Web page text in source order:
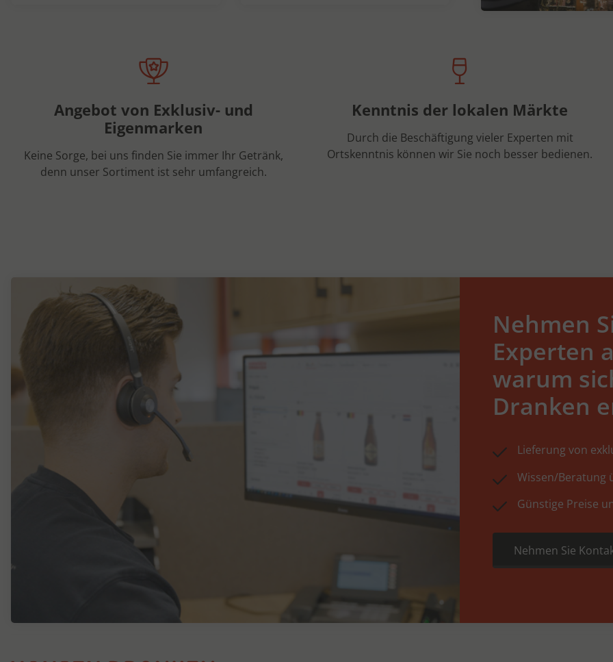
Angebot von Exklusiv- und
Eigenmarken
Keine Sorge, bei uns finden Sie immer Ihr Getränk,
denn unser Sortiment ist sehr umfangreich.
Kenntnis der lokalen Märkte
Durch die Beschäftigung vieler Experten mit
Ortskenntnis können wir Sie noch besser bedienen.
Nehmen
Experten
warum
Dranken
Lieferung von
Wissen/Beratung
Günstige Preise
Nehmen Sie